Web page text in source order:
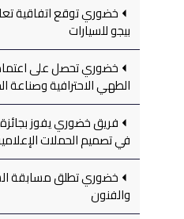
خضوري توقع اتفاقية
بيجو للسيارات
خضوري تحصل على
الطهي الاحترافية وصناعة
فريق خضوري يفوز بجائزة
في تصميم الحملات
خضوري تطلق مسابقة
والفنون